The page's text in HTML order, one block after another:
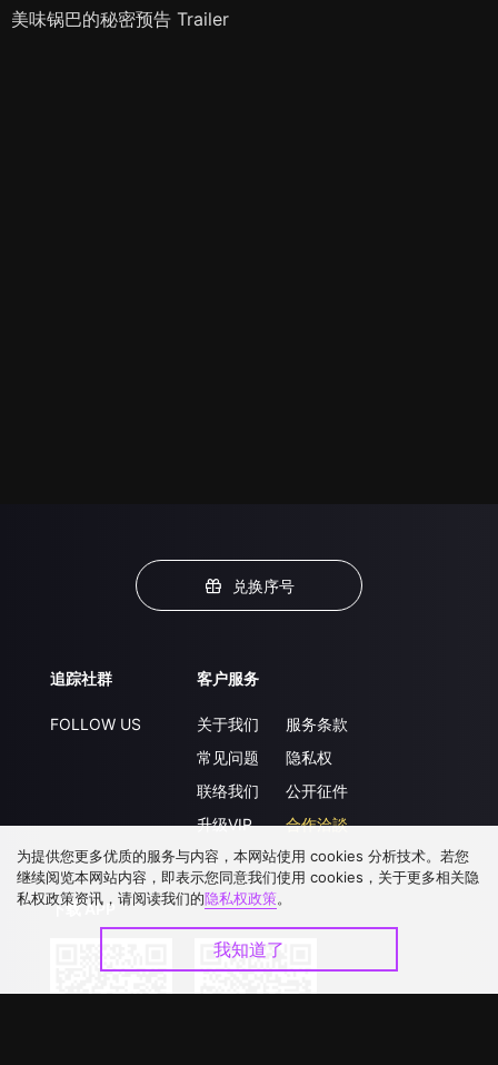
美味锅巴的秘密预告 Trailer
兑换序号
追踪社群
FOLLOW US
客户服务
关于我们
常见问题
联络我们
升级VIP
服务条款
隐私权
公开征件
合作洽談
下载 APP
为提供您更多优质的服务与内容，本网站使用 cookies 分析技术。若您
继续阅览本网站内容，即表示您同意我们使用 cookies，关于更多相关隐
私权政策资讯，请阅读我们的隐私权政策。
我知道了